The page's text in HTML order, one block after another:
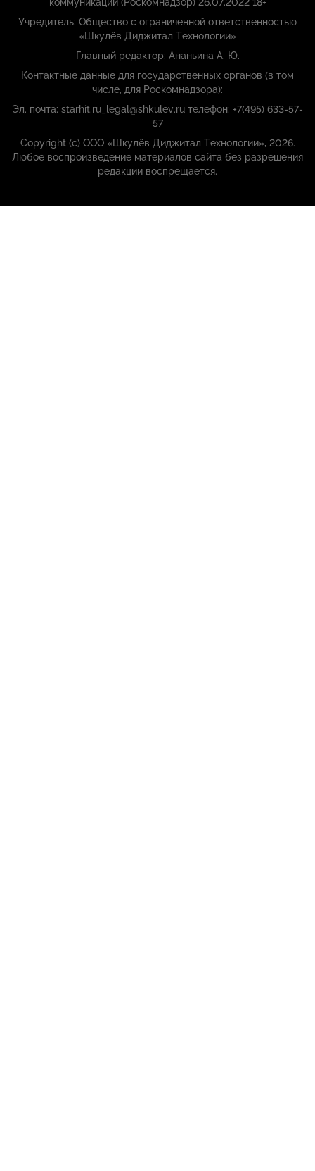
коммуникаций (Роскомнадзор) 26.07.2022 18+
Учредитель: Общество с ограниченной ответственностью
«Шкулёв Диджитал Технологии»
Главный редактор: Ананьина А. Ю.
Контактные данные для государственных органов (в том
числе, для Роскомнадзора):
Эл. почта: starhit.ru_legal@shkulev.ru телефон: +7(495) 633-57-
57
Copyright (с) ООО «Шкулёв Диджитал Технологии», 2026.
Любое воспроизведение материалов сайта без разрешения
редакции воспрещается.